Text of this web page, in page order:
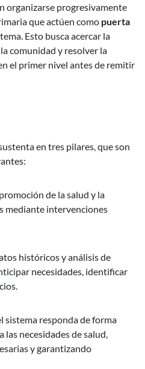
organizarse progresivamente
que actúen como puerta
Esto busca acercar la
comunidad y resolver la
el primer nivel antes de remitir
en tres pilares, que son
de la salud y la
mediante intervenciones
históricos y análisis de
necesidades, identificar
sistema responda de forma
necesidades de salud,
y garantizando